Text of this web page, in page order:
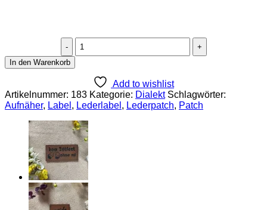
Kunstlederlabel
"Lausmensch"
In den Warenkorb
Add to wishlist
Artikelnummer: 183 Kategorie: Dialekt Schlagwörter:
Aufnäher, Label , Lederlabel , Lederpatch, Patch